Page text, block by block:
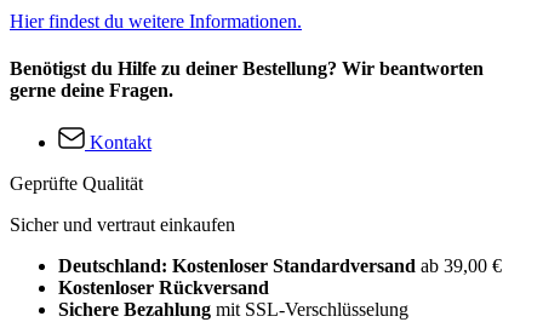
Hier findest du weitere Informationen.
Benötigst du Hilfe zu deiner Bestellung? Wir beantworten
gerne deine Fragen.
Kontakt
Geprüfte Qualität
Sicher und vertraut einkaufen
Deutschland: Kostenloser Standardversand ab 39,00 €
Kostenloser Rückversand
Sichere Bezahlung mit SSL-Verschlüsselung